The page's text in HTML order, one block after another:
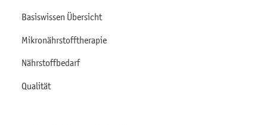
Basiswissen Übersicht
Mikronährstofftherapie
Nährstoffbedarf
Qualität